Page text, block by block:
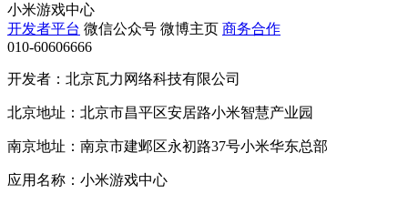
小米游戏中心
开发者平台 微信公众号 微博主页 商务合作
010-60606666
开发者：北京瓦力网络科技有限公司
北京地址：北京市昌平区安居路小米智慧产业园
南京地址：南京市建邺区永初路37号小米华东总部
应用名称：小米游戏中心